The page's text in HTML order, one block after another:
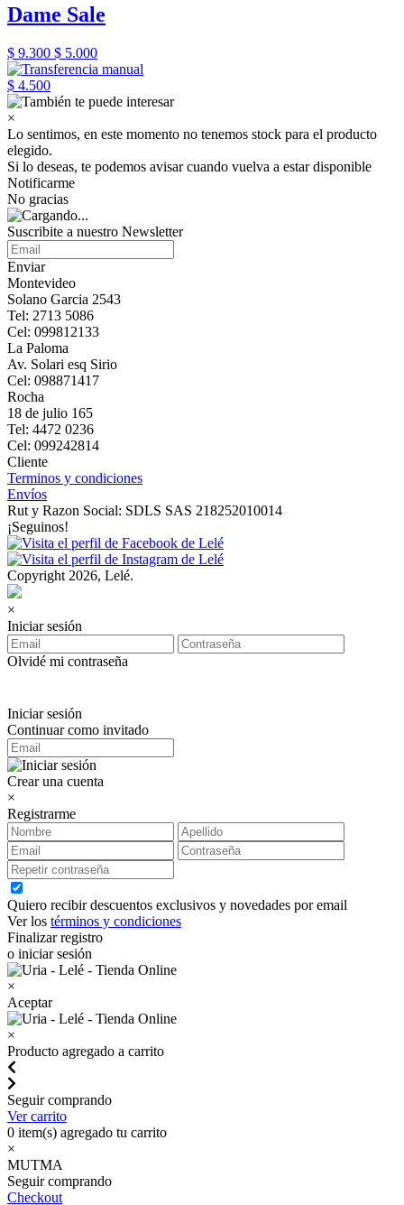
Dame Sale
$ 9.300 $ 5.000
$ 4.500
×
Lo sentimos, en este momento no tenemos stock para el producto
elegido.
Si lo deseas, te podemos avisar cuando vuelva a estar disponible
Notificarme
No gracias
Suscribite a nuestro Newsletter
Enviar
Montevideo
Solano Garcia 2543
Tel: 2713 5086
Cel: 099812133
La Paloma
Av. Solari esq Sirio
Cel: 098871417
Rocha
18 de julio 165
Tel: 4472 0236
Cel: 099242814
Cliente
Terminos y condiciones
Envíos
Rut y Razon Social: SDLS SAS 218252010014
¡Seguinos!
Copyright 2026, Lelé.
×
Iniciar sesión
Olvidé mi contraseña
Iniciar sesión
Continuar como invitado
Crear una cuenta
×
Registrarme
Quiero recibir descuentos exclusivos y novedades por email
Ver los términos y condiciones
Finalizar registro
o iniciar sesión
×
Aceptar
×
Producto agregado a carrito
Seguir comprando
Ver carrito
0 item(s) agregado tu carrito
×
MUTMA
Seguir comprando
Checkout